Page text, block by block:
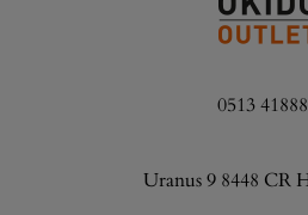
0513
Uranus 9 8448 CR